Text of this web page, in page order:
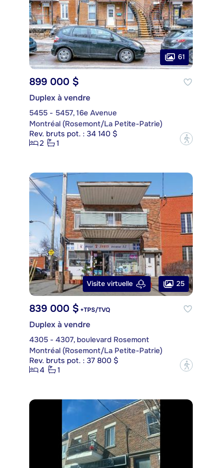
61
899 000 $
Duplex à vendre
5455 - 5457, 16e Avenue
Montréal (Rosemont/La Petite-Patrie)
Rev. bruts pot. : 34 140 $
2
1 ?
Visite virtuelle 25
839 000 $ +TPS/TVQ
Duplex à vendre
4305 - 4307, boulevard Rosemont
Montréal (Rosemont/La Petite-Patrie)
Rev. bruts pot. : 37 800 $
4
1 ?